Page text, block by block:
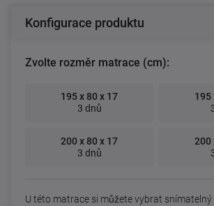
Konfigurace produktu
Zvolte rozměr matrace (cm):
195 x 80 x 17
3 dnů
195
200 x 80 x 17
3 dnů
200
U této matrace si můžete vybrat snímatelný